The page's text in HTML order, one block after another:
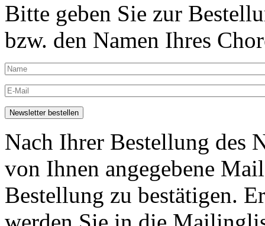
Bitte geben Sie zur
bzw. den Namen Ihres
Nach Ihrer Bestellung des
von Ihnen angegebene
Bestellung zu bestätigen.